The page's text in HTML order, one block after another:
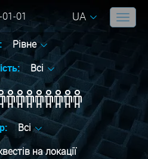
01 UA
Рівне
Всі
Всі
на локації